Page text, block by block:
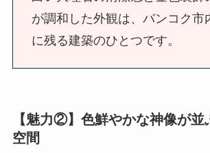
が調和した外観は、バンコク市
に残る建築のひとつです。
【魅力②】色鮮やかな神像が
空間